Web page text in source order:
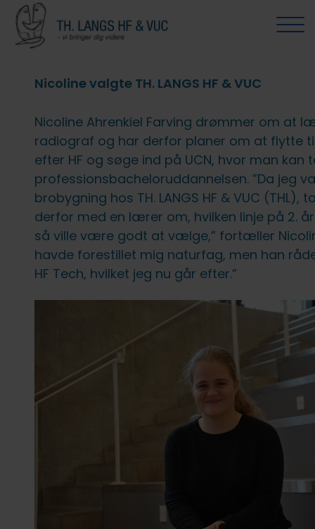
Nicoline valgte TH. LANGS HF & VUC
Nicoline Ahrenkiel Farving drømmer om at
radiograf og har derfor planer om at flytte
efter HF og søge ind på UCN, hvor man kan
professionsbacheloruddannelsen. ”Da jeg
brobygning hos TH. LANGS HF & VUC (THL),
derfor med en lærer om, hvilken linje på 2.
så ville være godt at vælge,” fortæller
havde forestillet mig naturfag, men han
HF Tech, hvilket jeg nu går efter.”
Uddannelser
HF2
HF2
Om HF2
Linjer
Fag og opbygning
Studietur
Mere om HF2 på TH. LANGS HF &
VUC
Mobilpolitik: Faglighed og
HF-Ordblind (HFO)
HF-Ordblind (HFO)
Om HFO
Fag og opbygning
Optagelse på HFO
HFE
HFE
Om HFE
Professionspakker
Fuld HF
Fag
Tilmelding og økonomi
Hf-enkeltfag som
fjernundervisning
HF3
HF3
Om HF3
Fag og opbygning
Optagelse og økonomi
AVU (9.-10. klasse)
AVU (9.-10. klasse)
Om AVU
Tilmelding og økonomi
OBU (ordblindeundervisning)
OBU (ordblindeundervisning)
Om OBU
FVU (forb. voksenundervisning)
Om FVU
Undervisning
THL Erhverv
TH. LANGS HF & VUC erhverv
Virksomhederne fortæller
Om FVU
Om OBU
Studiestøtte
Studievejledning
SU-vejledning
Specialpædagogisk støtte og
læsevejledning
Mentorer
Kompetencevurdering
Efter Hf?
For elever og kursister
Studielivet på TH. LANGS HF & VUC
Elevrådet
Studie- og ordensregler
Om eksamen
Ferieplan
Om TH. LANGS HF & VUC
Kontakt os
Medarbejdere
Bestyrelsen
Værdigrundlag og strategi
Om skolen
Samarbejdspartnere
Lovpligtige oplysninger